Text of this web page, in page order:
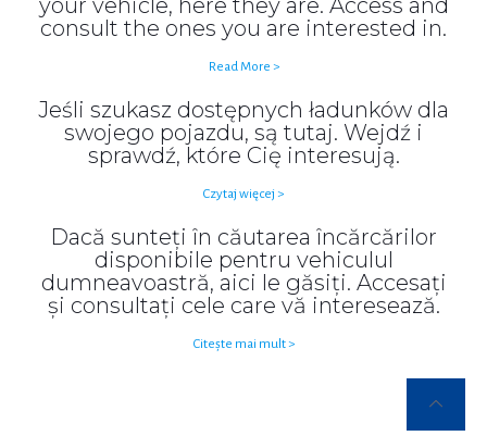
your vehicle, here they are. Access and
consult the ones you are interested in.
Read More >
Jeśli szukasz dostępnych ładunków dla
swojego pojazdu, są tutaj. Wejdź i
sprawdź, które Cię interesują.
Czytaj więcej >
Dacă sunteți în căutarea încărcărilor
disponibile pentru vehiculul
dumneavoastră, aici le găsiți. Accesați
și consultați cele care vă interesează.
Citește mai mult >